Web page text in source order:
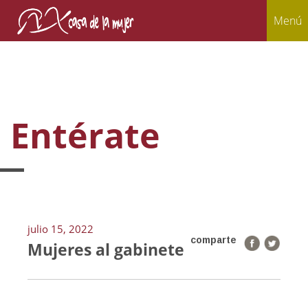
Menú
Entérate
julio 15, 2022
comparte
Mujeres al gabinete